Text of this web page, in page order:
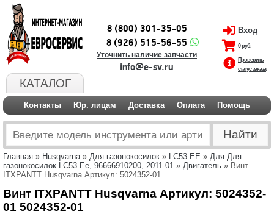
КАТАЛОГ
8 (800) 301-35-05
8 (926) 515-56-55
Уточнить наличие запчасти
info@e-sv.ru
Вход
0 руб.
Проверить
статус заказа
Контакты Юр. лицам Доставка Оплата Помощь
Главная » Husqvarna» Для газонокосилок » LC53 EE » Для Для
газонокосилок LC53 Ee, 96666910200, 2011-01 » Двигатель » Винт
ITXPANTT Husqvarna Артикул: 5024352-01
Винт ITXPANTT Husqvarna Артикул: 5024352-
01 5024352-01